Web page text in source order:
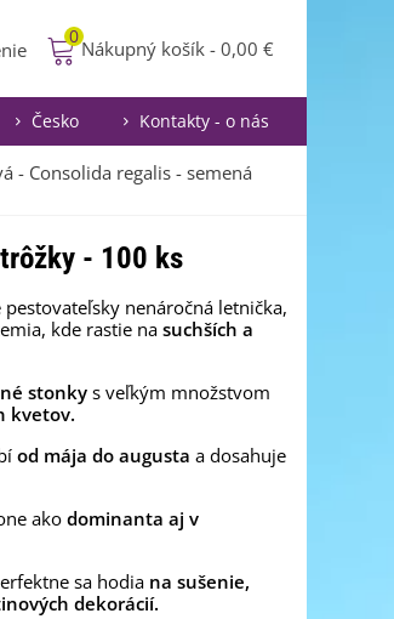
0
Nákupný košík - 0,00 €
Česko Kontakty - o nás
- Consolida regalis - semená
- 100 ks
pestovateľsky nenáročná letnička,
kde rastie na suchších a
stonky s veľkým množstvom
kvetov.
od mája do augusta a dosahuje
akodominanta aj v
sa hodia na sušenie,
dekorácií.